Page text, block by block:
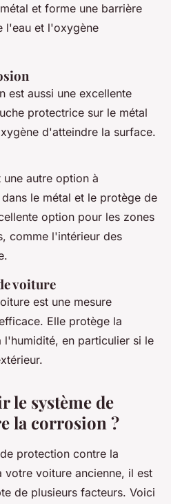
et forme une barrière
l'eau et l'oxygène
est aussi une excellente
protectrice sur le métal
d'atteindre la surface.
autre option à
le métal et le protège de
option pour les zones
comme l'intérieur des
voiture
est une mesure
Elle protège la
en particulier si le
le système de
la corrosion ?
protection contre la
voiture ancienne, il est
de plusieurs facteurs. Voici